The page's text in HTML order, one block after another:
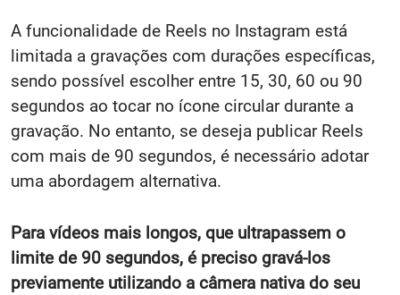
A funcionalidade de Reels no Instagram está
limitada a gravações com durações específicas,
sendo possível escolher entre 15, 30, 60 ou 90
segundos ao tocar no ícone circular durante a
gravação. No entanto, se deseja publicar Reels
com mais de 90 segundos, é necessário adotar
uma abordagem alternativa.
Para vídeos mais longos, que ultrapassem o
limite de 90 segundos, é preciso gravá-los
previamente utilizando a câmera nativa do seu